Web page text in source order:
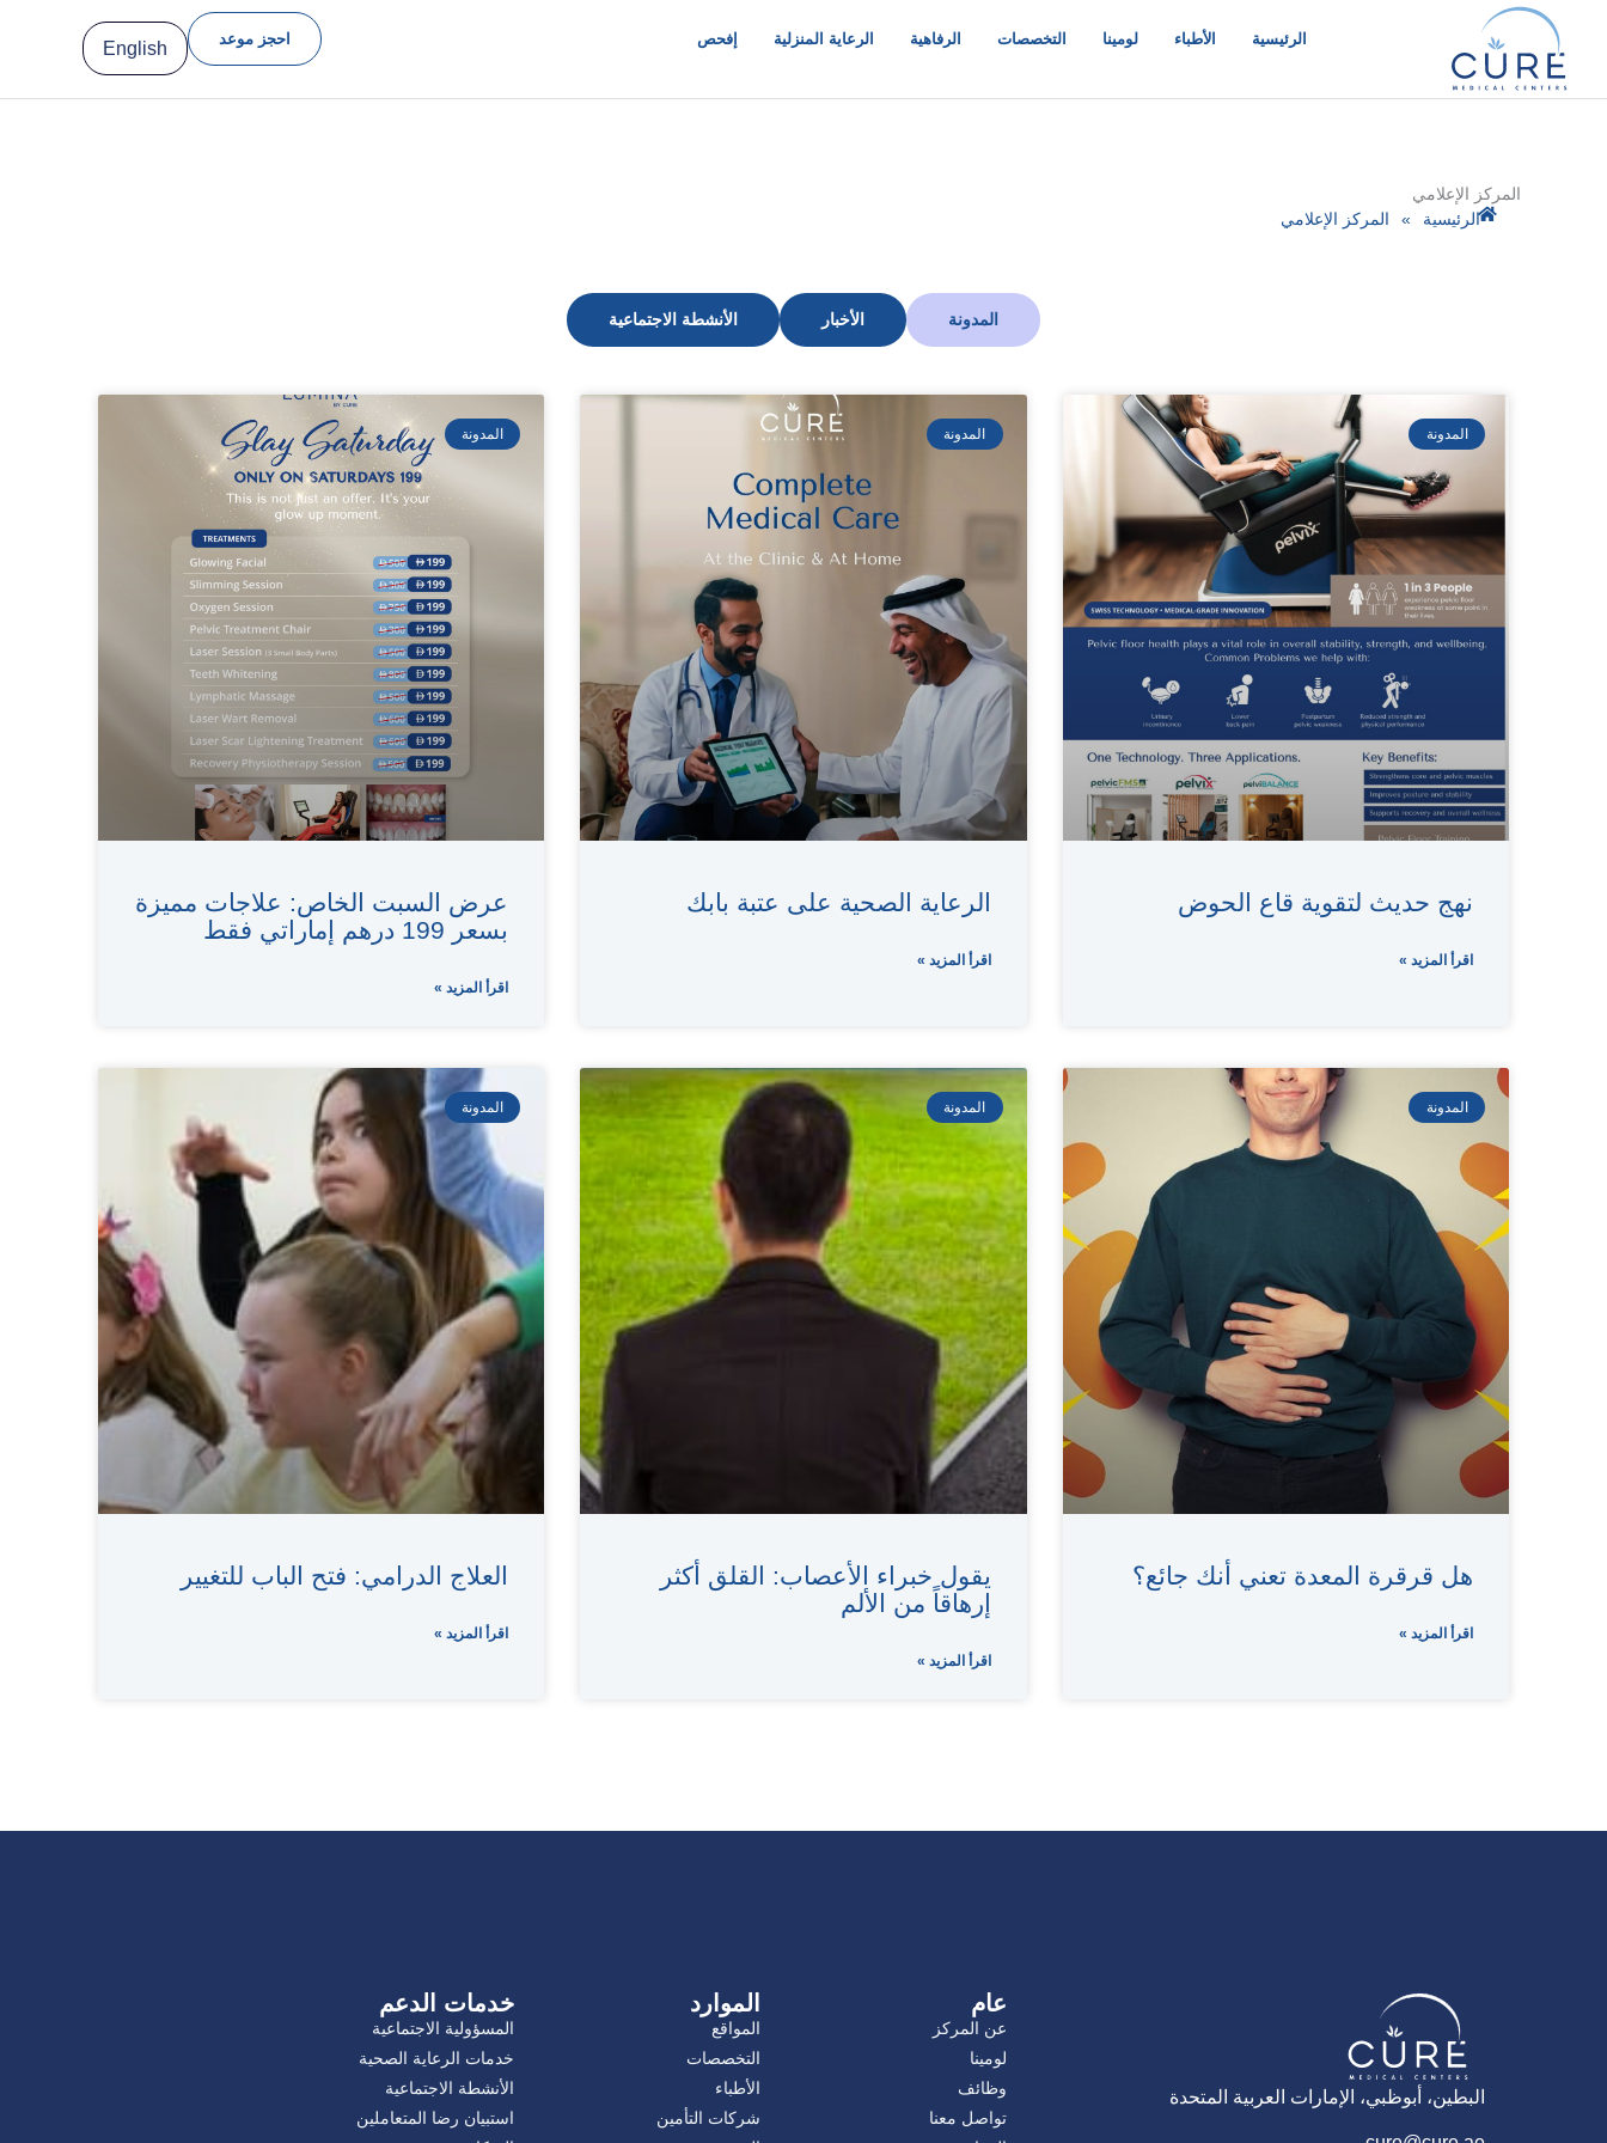
المحتوى
الرئيسية الأطباء لومينا التخصصات الرفاهية الرعاية المنزلية إفحص احجز موعد English
المركز الإعلامي
الرئيسية
» المركز الإعلامي
المدونة الأخبار الأنشطة الاجتماعية
المدونة
نهج حديث لتقوية قاع الحوض
اقرأ المزيد »
المدونة
الرعاية الصحية على عتبة بابك
اقرأ المزيد »
المدونة
عرض السبت الخاص: علاجات مميزة
بسعر 199 درهم إماراتي فقط
اقرأ المزيد »
المدونة
هل قرقرة المعدة تعني أنك جائع؟
اقرأ المزيد »
المدونة
يقول خبراء الأعصاب: القلق أكثر
إرهاقاً من الألم
اقرأ المزيد »
المدونة
العلاج الدرامي: فتح الباب للتغيير
اقرأ المزيد »
البطين، أبوظبي، الإمارات العربية المتحدة
عام
عن المركز
لومينا
وظائف
تواصل معنا
الموارد
المواقع
التخصصات
الأطباء
شركات التأمين
خدمات الدعم
المسؤولية الاجتماعية
خدمات الرعاية الصحية
الأنشطة الاجتماعية
استبيان رضا المتعاملين